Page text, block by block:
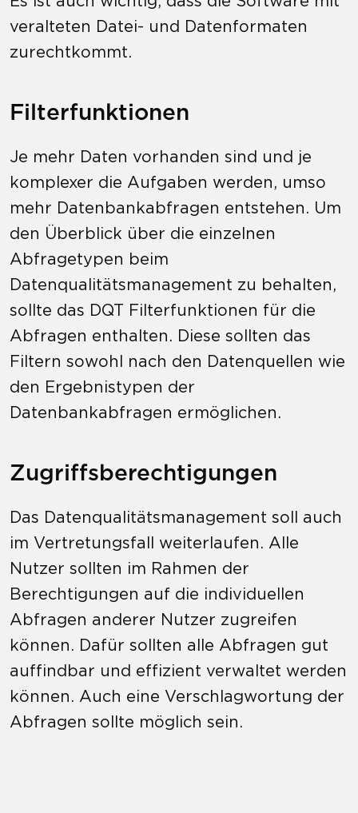
veralteten Datei- und Datenformaten
zurechtkommt.
Filterfunktionen
Je mehr Daten vorhanden sind und je
komplexer die Aufgaben werden, umso
mehr Datenbankabfragen entstehen. Um
den Überblick über die einzelnen
Abfragetypen beim
Datenqualitätsmanagement zu behalten,
sollte das DQT Filterfunktionen für die
Abfragen enthalten. Diese sollten das
Filtern sowohl nach den Datenquellen wie
den Ergebnistypen der
Datenbankabfragen ermöglichen.
Zugriffsberechtigungen
Das Datenqualitätsmanagement soll auch
im Vertretungsfall weiterlaufen. Alle
Nutzer sollten im Rahmen der
Berechtigungen auf die individuellen
Abfragen anderer Nutzer zugreifen
können. Dafür sollten alle Abfragen gut
auffindbar und effizient verwaltet werden
können. Auch eine Verschlagwortung der
Abfragen sollte möglich sein.